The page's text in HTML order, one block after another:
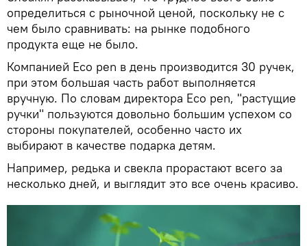
определиться с рыночной ценой, поскольку не с
чем было сравнивать: на рынке подобного
продукта еще не было.
Компанией Eco pen в день производится 30 ручек,
при этом большая часть работ выполняется
вручную. По словам директора Eco pen, "растущие
ручки" пользуются довольно большим успехом со
стороны покупателей, особенно часто их
выбирают в качестве подарка детям.
Например, редька и свекла прорастают всего за
несколько дней, и выглядит это все очень красиво.